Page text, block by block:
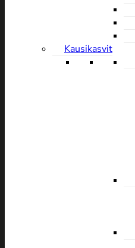
Kausikasvit